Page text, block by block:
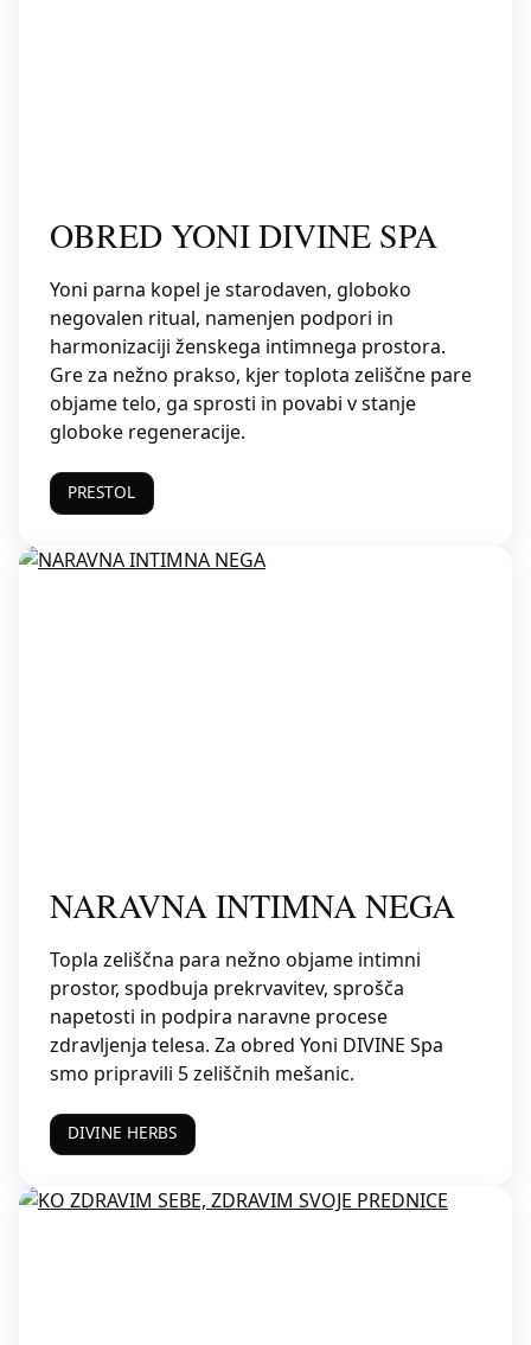
OBRED YONI DIVINE SPA
Yoni parna kopel je starodaven, globoko
negovalen ritual, namenjen podpori in
harmonizaciji ženskega intimnega prostora.
Gre za nežno prakso, kjer toplota zeliščne pare
objame telo, ga sprosti in povabi v stanje
globoke regeneracije.
PRESTOL
NARAVNA INTIMNA NEGA
Topla zeliščna para nežno objame intimni
prostor, spodbuja prekrvavitev, sprošča
napetosti in podpira naravne procese
zdravljenja telesa. Za obred Yoni DIVINE Spa
smo pripravili 5 zeliščnih mešanic.
DIVINE HERBS